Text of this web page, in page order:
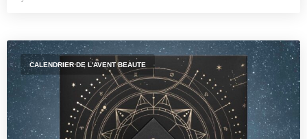
CALENDRIER DE L'AVENT BEAUTE